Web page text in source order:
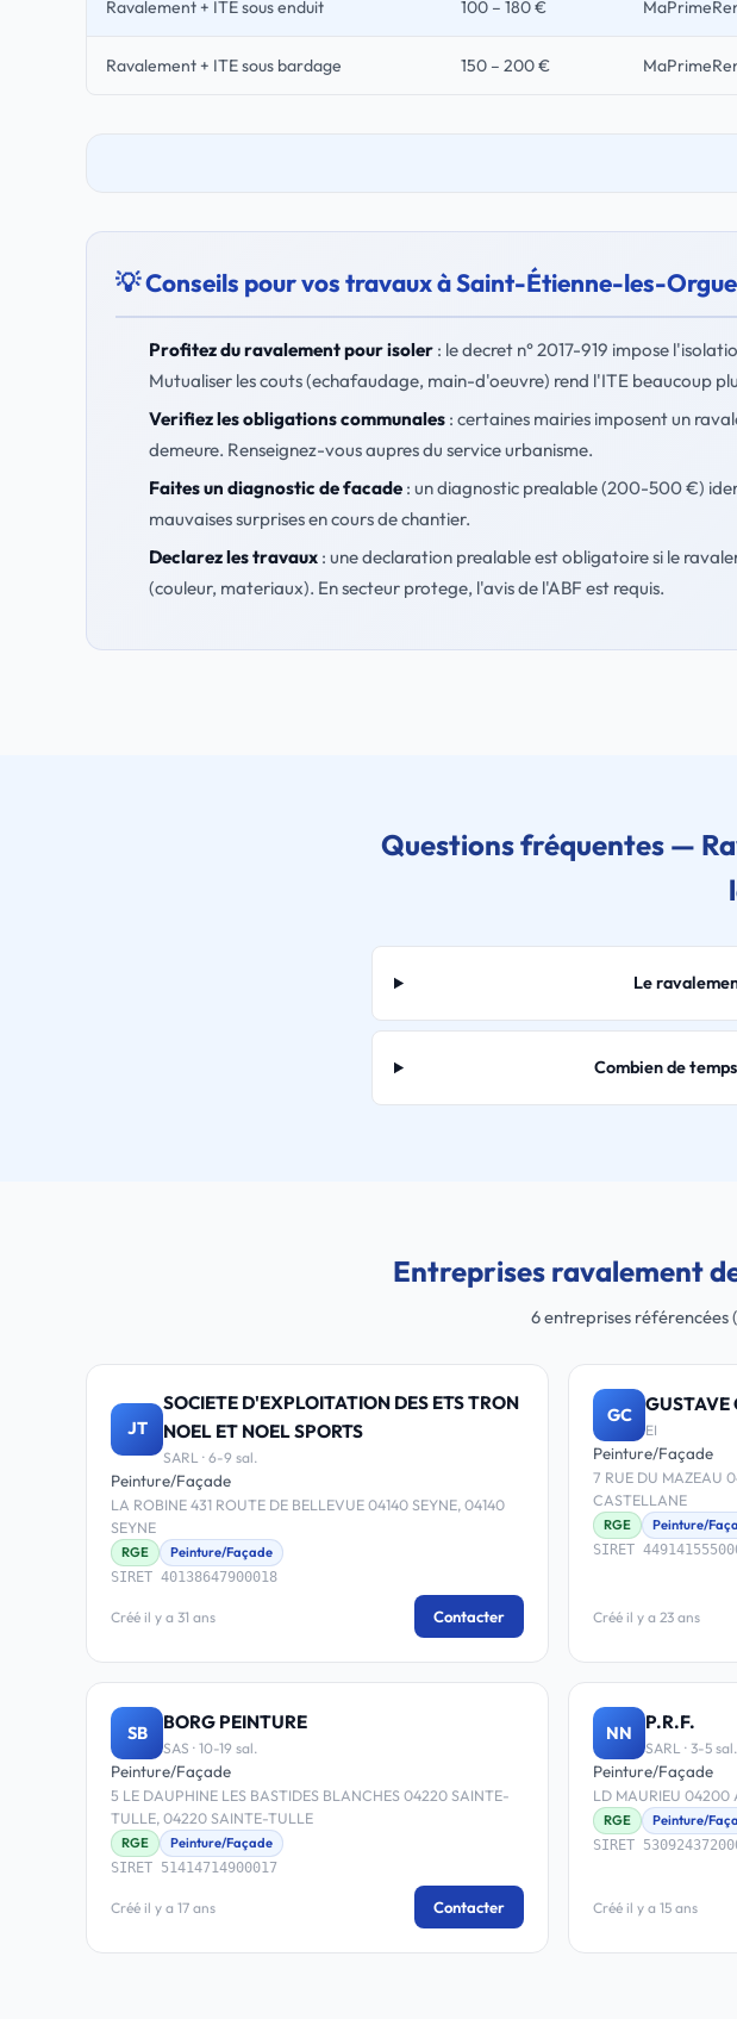
Ravalement + ITE sous enduit 100 – 180 €
Ravalement + ITE sous bardage 150 – 200 €
💡 Conseils pour vos travaux à Saint-Étienne-les-
Profitez du ravalement pour isoler: le decret n° 2017-919 impose
Mutualiser les couts (echafaudage, main-d'oeuvre) rend l'ITE beaucoup
Verifiez les obligations communales: certaines mairies imposent un
demeure. Renseignez-vous aupres du service urbanisme.
Faites un diagnostic de facade: un diagnostic prealable (200-500 €)
mauvaises surprises en cours de chantier.
Declarez les travaux: une declaration prealable est obligatoire si le
(couleur, materiaux). En secteur protege, l'avis de l'ABF est requis.
Questions fréquentes —
Le
Combien de
Entreprises ravalement
6 entreprises référencées
JT
SOCIETE D'EXPLOITATION DES ETS TRON
NOEL ET NOEL SPORTS
SARL · 6-9 sal.
Peinture/Façade
LA ROBINE 431 ROUTE DE BELLEVUE 04140 SEYNE, 04140
SEYNE
RGE
Peinture/Façade
SIRET 40138647900018
Créé il y a 31 ans Contacter
GC GUSTAVE
EI
Peinture/Façade
7 RUE DU MAZEAU
CASTELLANE
RGE
Peinture/
SIRET
Créé il y a 23 ans
SB BORG PEINTURE
SAS · 10-19 sal.
Peinture/Façade
5 LE DAUPHINE LES BASTIDES BLANCHES 04220 SAINTE-
TULLE, 04220 SAINTE-TULLE
RGE
Peinture/Façade
SIRET 51414714900017
Créé il y a 17 ans Contacter
NN P.R.F.
SARL · 3-5 sal.
Peinture/Façade
LD MAURIEU 04200
RGE
Peinture/
SIRET
Créé il y a 15 ans